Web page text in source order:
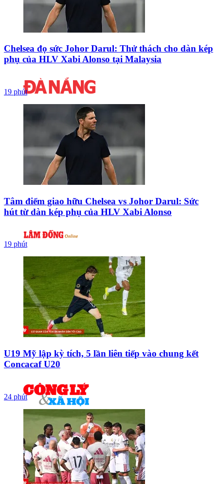
Chelsea đọ sức Johor Darul: Thử thách cho dàn kép
phụ của HLV Xabi Alonso tại Malaysia
19 phút
Tâm điểm giao hữu Chelsea vs Johor Darul: Sức
hút từ dàn kép phụ của HLV Xabi Alonso
19 phút
U19 Mỹ lập kỳ tích, 5 lần liên tiếp vào chung kết
Concacaf U20
24 phút